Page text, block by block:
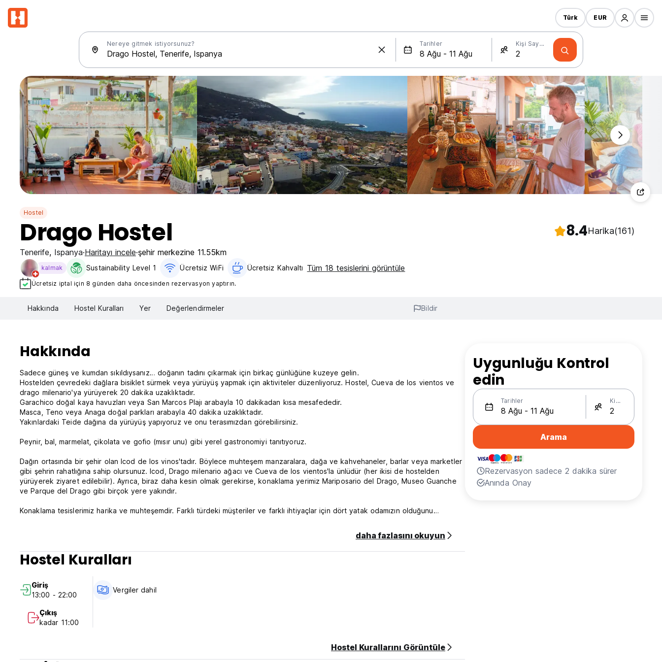
Nereye gitmek istiyorsunuz? Tarihler Kişi Sayısı
Türk EUR
Hostel
Drago Hostel 8.4Harika(161)
Tenerife, Ispanya Haritayı incele şehir merkezine 11.55km
kalmak Sustainability Level 1 Ücretsiz WiFi Ücretsiz Kahvaltı‎ Tüm 18 tesislerini görüntüle
Ücretsiz iptal için 8 günden daha öncesinden rezervasyon yaptırın.
Hakkında Hostel Kuralları Yer Değerlendirmeler Bildir
Hakkında
Sadece güneş ve kumdan sıkıldıysanız… doğanın tadını çıkarmak için birkaç günlüğüne kuzeye gelin.
Hostelden çevredeki dağlara bisiklet sürmek veya yürüyüş yapmak için aktiviteler düzenliyoruz. Hostel, Cueva de los vientos ve
drago milenario'ya yürüyerek 20 dakika uzaklıktadır.
Garachico doğal kaya havuzları veya San Marcos Plajı arabayla 10 dakikadan kısa mesafededir.
Masca, Teno veya Anaga doğal parkları arabayla 40 dakika uzaklıktadır.
Yakınlardaki Teide dağına da yürüyüş yapıyoruz ve onu terasımızdan görebilirsiniz.
Peynir, bal, marmelat, çikolata ve gofio (mısır unu) gibi yerel gastronomiyi tanıtıyoruz.
Dağın ortasında bir şehir olan Icod de los vinos'tadır. Böylece muhteşem manzaralara, dağa ve kahvehaneler, barlar veya marketler
gibi şehrin rahatlığına sahip olursunuz. Icod, Drago milenario ağacı ve Cueva de los vientos'la ünlüdür (her ikisi de hostelden
yürüyerek ziyaret edilebilir). Ayrıca, biraz daha kesin olmak gerekirse, konaklama yerimiz Mariposario del Drago, Museo Guanche
ve Parque del Drago gibi birçok yere yakındır.
Konaklama tesislerimiz harika ve muhteşemdir. Farklı türdeki müşteriler ve farklı ihtiyaçlar için dört yatak odamızın olduğunu
ÇEVRE
1.- Drago Milenario. herhangi bir yıllık halka veya büyüme halkası göstermez, dolayısıyla ağacın yaşı yalnızca kanopiye ulaşmadan
birkaç bin değil, en fazla 365 olmak üzere 250 yıl civarında olduğu tahmin ediliyordu.[6] Aynı zamanda yaşayan en büyük D. draco
ağacıdır. Devasa gövdesi, en alt dalların tabanlarından çıkan ve toprağa doğru büyüyen hava kökleri kümelerinin katkısından gelir.
Gövde boyunca inerek gövdeye sıkıca tutunurlar, onunla bütünleşirler ve radyal büyümesine katkıda bulunurlar.
2.- Cueva del Viento ('Rüzgar Mağarası') yer altı kompleksi, Hawaii'deki bir dizi lav tüpünden[2] sonra Avrupa'nın en büyük lav
tüpü[1] ve dünyanın beşinci büyük lav tüpüdür. Aynı zamanda çeşitli seviye ve geçitlerden oluşan morfolojisi nedeniyle dünyanın en
Teide Dağı'nın yanındaki Pico Viejo'dan gelen lav akıntıları tarafından yaratılmıştır. Mağara, İspanya'nın Tenerife adasının kuzeyindeki
Icod de los Vinos kasabasında yer almaktadır.
daha fazlasını okuyun
Hostel Kuralları
Giriş
13:00 - 22:00
Çıkış
kadar 11:00
Vergiler dahil
Hostel Kurallarını Görüntüle
Uygunluğu Kontrol
edin
Tarihler Kişi Sayısı
Arama
Rezervasyon sadece 2 dakika sürer
Anında Onay